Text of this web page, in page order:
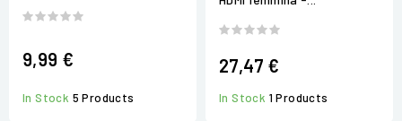
9,99 €
In Stock 5 Products
27,47 €
In Stock 1 Products